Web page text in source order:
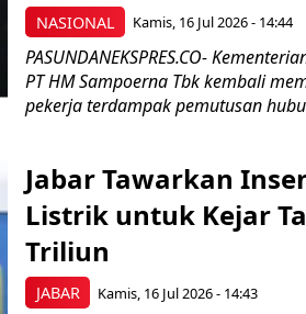
NASIONAL Kamis, 16 Jul 2026 - 14:44
PASUNDANEKSPRES.CO-
PT HM Sampoerna Tbk kembali
pekerja terdampak pemutusan
JABAR
Jabar Tawarkan
Listrik untuk Kejar
Triliun
Kamis, 16 Jul 2026 - 14:43